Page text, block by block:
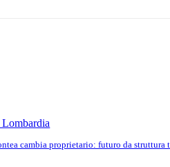
cambia proprietario: futuro da struttura